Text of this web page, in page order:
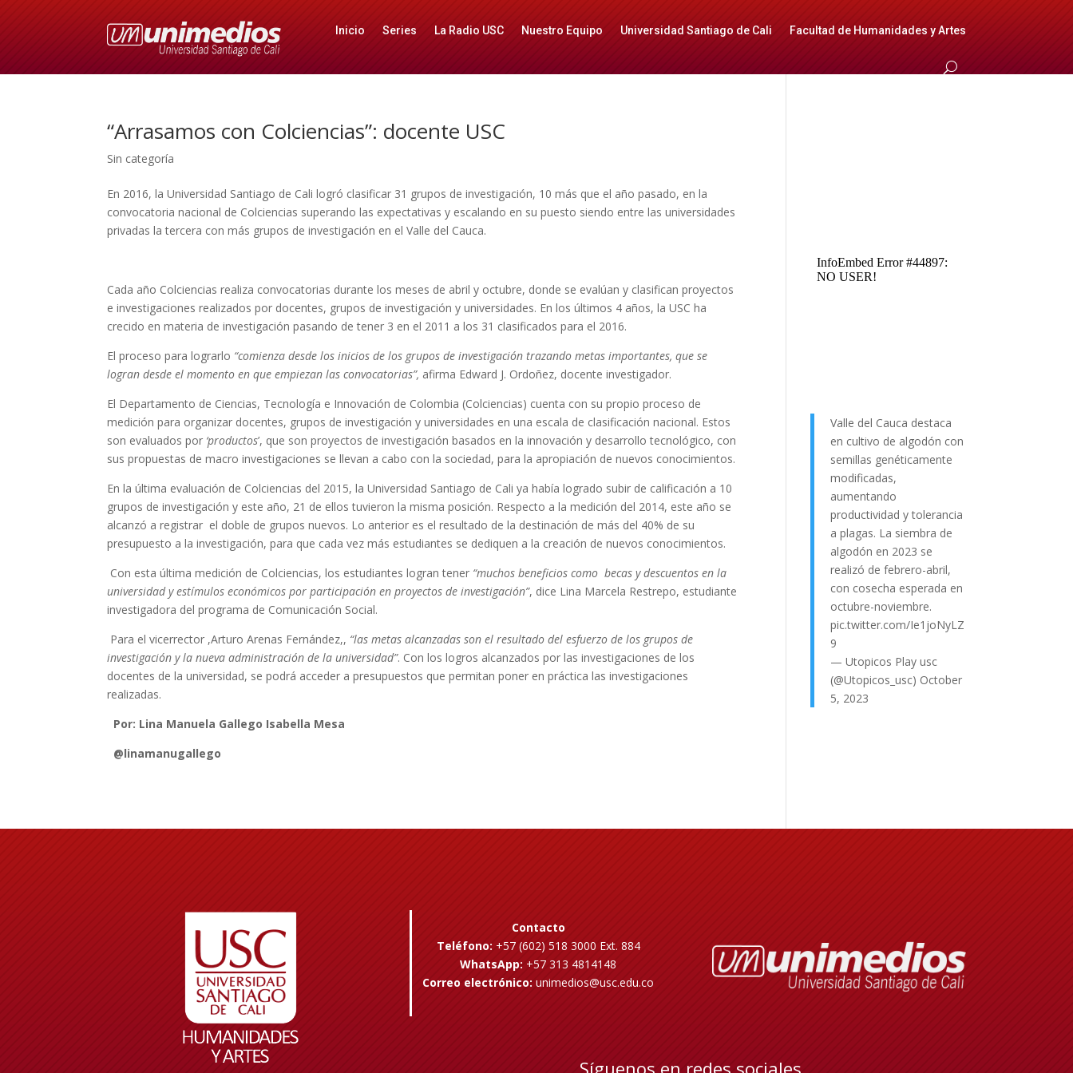
Inicio Series La Radio USC Nuestro Equipo Universidad Santiago de Cali Facultad de Humanidades y Artes
“Arrasamos con Colciencias”: docente USC
Sin categoría
En 2016, la Universidad Santiago de Cali logró clasificar 31 grupos de investigación, 10 más que el año pasado, en la
convocatoria nacional de Colciencias superando las expectativas y escalando en su puesto siendo entre las universidades
privadas la tercera con más grupos de investigación en el Valle del Cauca.
Cada año Colciencias realiza convocatorias durante los meses de abril y octubre, donde se evalúan y clasifican proyectos
e investigaciones realizados por docentes, grupos de investigación y universidades. En los últimos 4 años, la USC ha
crecido en materia de investigación pasando de tener 3 en el 2011 a los 31 clasificados para el 2016.
El proceso para lograrlo “comienza desde los inicios de los grupos de investigación trazando metas importantes, que se
logran desde el momento en que empiezan las convocatorias”, afirma Edward J. Ordoñez, docente investigador.
El Departamento de Ciencias, Tecnología e Innovación de Colombia (Colciencias) cuenta con su propio proceso de
medición para organizar docentes, grupos de investigación y universidades en una escala de clasificación nacional. Estos
son evaluados por ‘productos’, que son proyectos de investigación basados en la innovación y desarrollo tecnológico, con
sus propuestas de macro investigaciones se llevan a cabo con la sociedad, para la apropiación de nuevos conocimientos.
En la última evaluación de Colciencias del 2015, la Universidad Santiago de Cali ya había logrado subir de calificación a 10
grupos de investigación y este año, 21 de ellos tuvieron la misma posición. Respecto a la medición del 2014, este año se
alcanzó a registrar el doble de grupos nuevos. Lo anterior es el resultado de la destinación de más del 40% de su
presupuesto a la investigación, para que cada vez más estudiantes se dediquen a la creación de nuevos conocimientos.
Con esta última medición de Colciencias, los estudiantes logran tener “muchos beneficios como becas y descuentos en la
universidad y estímulos económicos por participación en proyectos de investigación”, dice Lina Marcela Restrepo, estudiante
investigadora del programa de Comunicación Social.
Para el vicerrector ,Arturo Arenas Fernández,, “las metas alcanzadas son el resultado del esfuerzo de los grupos de
investigación y la nueva administración de la universidad”. Con los logros alcanzados por las investigaciones de los
docentes de la universidad, se podrá acceder a presupuestos que permitan poner en práctica las investigaciones
realizadas.
Por: Lina Manuela Gallego Isabella Mesa
@linamanugallego
Valle del Cauca destaca
en cultivo de algodón con
semillas genéticamente
modificadas,
aumentando
productividad y tolerancia
a plagas. La siembra de
algodón en 2023 se
realizó de febrero-abril,
con cosecha esperada en
octubre-noviembre.
pic.twitter.com/Ie1joNyLZ
9
— Utopicos Play usc
(@Utopicos_usc) October
5, 2023
Contacto
Teléfono: +57 (602) 518 3000 Ext. 884
WhatsApp: +57 313 4814148
Correo electrónico: unimedios@usc.edu.co
Síguenos en redes sociales